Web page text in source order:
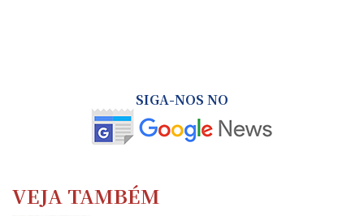
SIGA-NOS NO
VEJA TAMBÉM